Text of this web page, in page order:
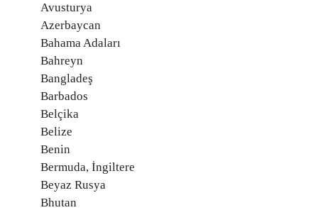
Avusturya
Azerbaycan
Bahama Adaları
Bahreyn
Bangladeş
Barbados
Belçika
Belize
Benin
Bermuda, İngiltere
Beyaz Rusya
Bhutan